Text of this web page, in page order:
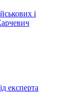
і
експерта